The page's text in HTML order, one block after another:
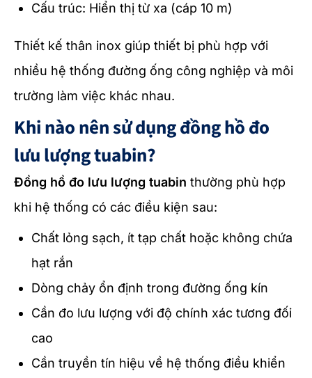
Cấu trúc: Hiển thị từ xa (cáp 10 m)
Thiết kế thân inox giúp thiết bị phù hợp với
nhiều hệ thống đường ống công nghiệp và môi
trường làm việc khác nhau.
Khi nào nên sử dụng đồng hồ đo
lưu lượng tuabin?
Đồng hồ đo lưu lượng tuabin thường phù hợp
khi hệ thống có các điều kiện sau:
Chất lỏng sạch, ít tạp chất hoặc không chứa
hạt rắn
Dòng chảy ổn định trong đường ống kín
Cần đo lưu lượng với độ chính xác tương đối
cao
Cần truyền tín hiệu về hệ thống điều khiển